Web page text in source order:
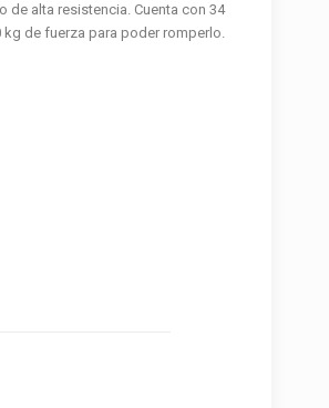
alta resistencia. Cuenta con 34
de fuerza para poder romperlo.